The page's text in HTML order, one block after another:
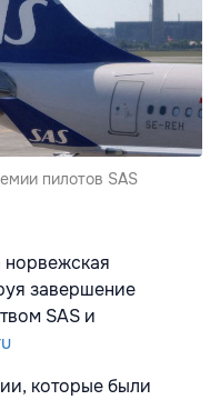
пилотов SAS
завершение
SAS и
которые были